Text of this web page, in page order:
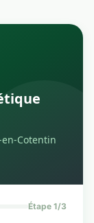
Cotentin
Étape 1/3